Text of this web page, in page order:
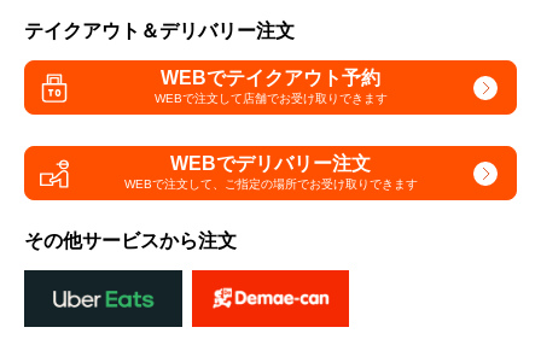
テイクアウト＆デリバリー注文
WEBでテイクアウト予約
WEBで注文して店舗でお受け取りできます
WEBでデリバリー注文
WEBで注文して、 ご指定の場所でお受け取りできます
その他サービスから注文